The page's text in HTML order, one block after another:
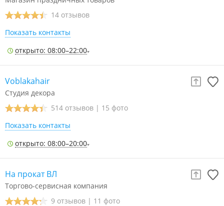
14 отзывов
Показать контакты
открыто: 08:00–22:00
Voblakahair
Студия декора
514 отзывов | 15 фото
Показать контакты
открыто: 08:00–20:00
На прокат ВЛ
Торгово-сервисная компания
9 отзывов | 11 фото